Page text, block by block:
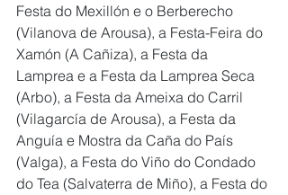
Festa do Mexillón e o Berberecho
(Vilanova de Arousa), a Festa-Feira do
Xamón (A Cañiza), a Festa da
Lamprea e a Festa da Lamprea Seca
(Arbo), a Festa da Ameixa do Carril
(Vilagarcía de Arousa), a Festa da
Anguía e Mostra da Caña do País
(Valga), a Festa do Viño do Condado
do Tea (Salvaterra de Miño), a Festa do